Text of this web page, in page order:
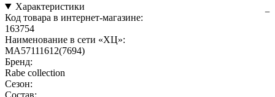
Характеристики
Код товара в интернет-магазине:
163754
Наименование в сети «ХЦ»:
MA57111612(7694)
Бренд:
Rabe collection
Сезон:
Состав: